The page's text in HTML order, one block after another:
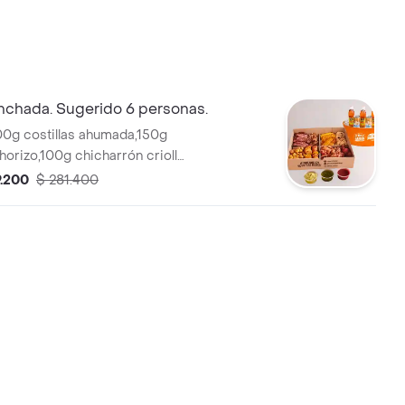
Sugerido 6 personas.
costillas ahumada,150g
chicharrón criolla,
maduro,mazorcas,4
$ 281.400